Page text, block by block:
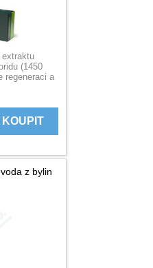
(1450
regeneraci a
KOUPIT
z bylin